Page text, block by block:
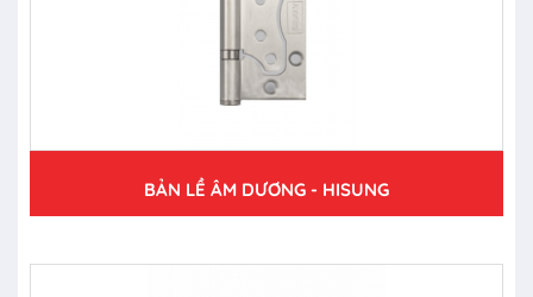
BẢN LỀ ÂM DƯƠNG - HISUNG